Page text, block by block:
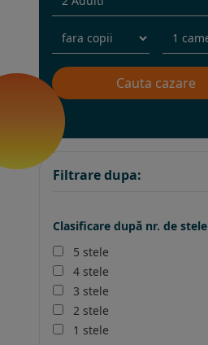
Filtrare dupa:
Clasificare după nr. de stele
5 stele
4 stele
3 stele
2 stele
1 stele